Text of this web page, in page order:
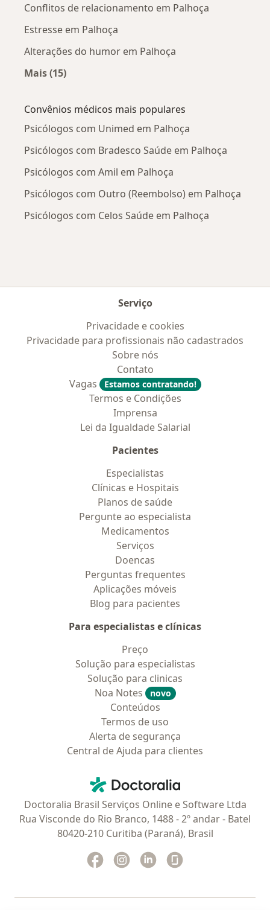
Conflitos de relacionamento em Palhoça
Estresse em Palhoça
Alterações do humor em Palhoça
Mais (15)
Convênios médicos mais populares
Psicólogos com Unimed em Palhoça
Psicólogos com Bradesco Saúde em Palhoça
Psicólogos com Amil em Palhoça
Psicólogos com Outro (Reembolso) em Palhoça
Psicólogos com Celos Saúde em Palhoça
Serviço
Privacidade e cookies
Privacidade para profissionais não cadastrados
Sobre nós
Contato
Vagas
Estamos contratando!
Termos e Condições
Imprensa
Lei da Igualdade Salarial
Pacientes
Especialistas
Clínicas e Hospitais
Planos de saúde
Pergunte ao especialista
Medicamentos
Serviços
Doencas
Perguntas frequentes
Aplicações móveis
Blog para pacientes
Para especialistas e clínicas
Preço
Solução para especialistas
Solução para clinicas
Noa Notes
novo
Conteúdos
Termos de uso
Alerta de segurança
Central de Ajuda para clientes
Doctoralia - Homepage
Doctoralia Brasil Serviços Online e Software Ltda
Rua Visconde do Rio Branco, 1488 - 2º andar - Batel
80420-210 Curitiba (Paraná), Brasil
Facebook
abre num novo separador
Instagram
abre num novo separador
Linkedin
abre num novo